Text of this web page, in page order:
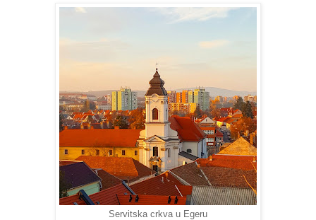
Servitska crkva u Egeru